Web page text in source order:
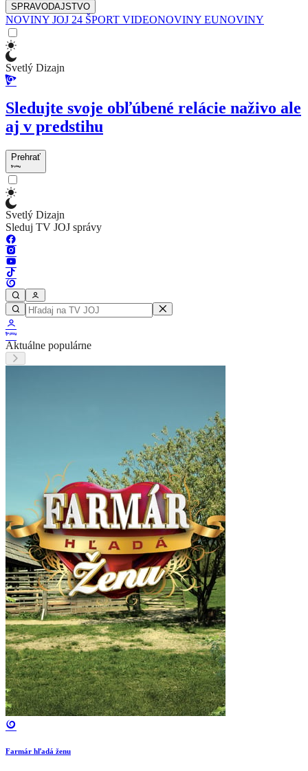
SPRAVODAJSTVO
NOVINY JOJ 24 ŠPORT VIDEONOVINY EUNOVINY
Svetlý Dizajn
Sledujte svoje obľúbené relácie naživo ale
aj v predstihu
Prehrať
Svetlý Dizajn
Sleduj TV JOJ správy
Aktuálne populárne
Farmár hľadá ženu